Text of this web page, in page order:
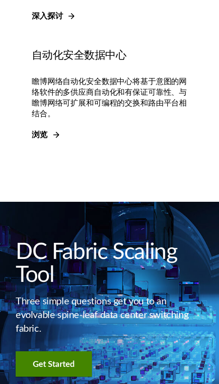
深入探讨
自动化安全数据中心
瞻博网络自动化安全数据中心将基于意图的网
络软件的多供应商自动化和有保证可靠性、与
瞻博网络可扩展和可编程的交换和路由平台相
结合。
浏览
DC Fabric Scaling
Tool
Three simple questions get you to an
evolvable spine-leaf data center switching
fabric.
Get Started